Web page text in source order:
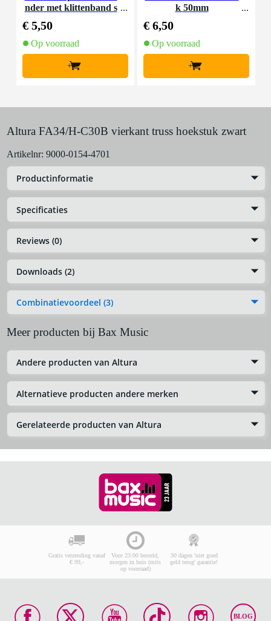
nder met klittenband s
€ 5,50
Op voorraad
+
k 50mm
€ 6,50
Op voorraad
+
Altura FA34/H-C30B vierkant truss hoekstuk zwart
Artikelnr: 9000-0154-4701
Productinformatie
Specificaties
Reviews (0)
Downloads (2)
Combinatievoordeel (3)
Meer producten bij Bax Music
Andere producten van Altura
Alternatieve producten andere merken
Gerelateerde producten van Altura
Gratis verzending vanaf
€ 99,-
Voor 23:00 besteld,
morgen in huis (mits
op voorraad)
30 dagen 'niet goed
geld terug' garantie!
BLOG